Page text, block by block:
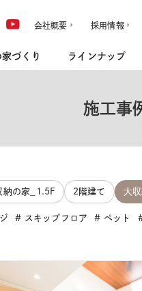
会社概要 採用情報
づくり ラインナップ
施工事
納の家_1.5F 2階建て 大
スキップフロア ペット